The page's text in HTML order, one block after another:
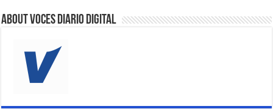
About VOCES Diario digital